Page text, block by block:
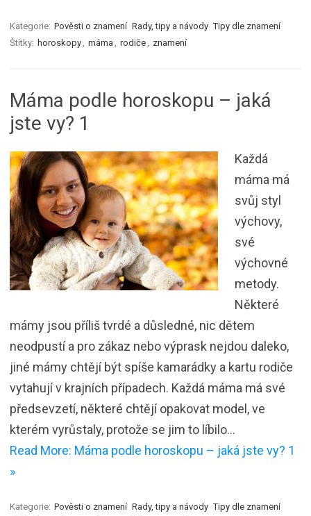
Kategorie: Pověsti o znamení Rady, tipy a návody Tipy dle znamení
Štítky: horoskopy máma rodiče znamení
Máma podle horoskopu – jaká
jste vy? 1
Každá
máma má
svůj styl
výchovy,
své
výchovné
metody.
Některé
mámy jsou příliš tvrdé a důsledné, nic dětem
neodpustí a pro zákaz nebo výprask nejdou daleko,
jiné mámy chtějí být spíše kamarádky a kartu rodiče
vytahují v krajních případech. Každá máma má své
předsevzetí, některé chtějí opakovat model, ve
kterém vyrůstaly, protože se jim to líbilo…
Read More: Máma podle horoskopu – jaká jste vy? 1
»
Kategorie: Pověsti o znamení Rady, tipy a návody Tipy dle znamení